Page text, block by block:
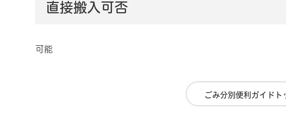
直接搬入可否
可能
ごみ分別便利ガイドト